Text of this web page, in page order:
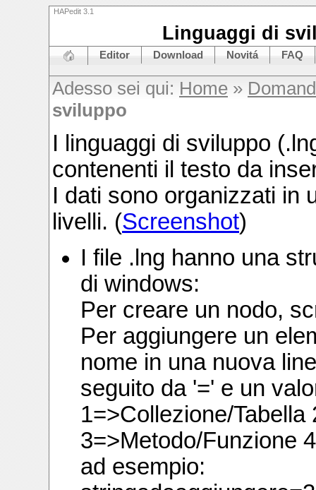
HAPedit 3.1
Linguaggi di
Editor Download Novitá FAQ
Adesso sei qui: Home »
sviluppo
I linguaggi di sviluppo
contenenti il testo da
I dati sono organizzati in
livelli. (Screenshot)
I file .lng hanno una
di windows:
Per creare un nodo,
Per aggiungere un
nome in una nuova
seguito da '=' e un
1=>Collezione/Tabella
3=>Metodo/Funzione
ad esempio: